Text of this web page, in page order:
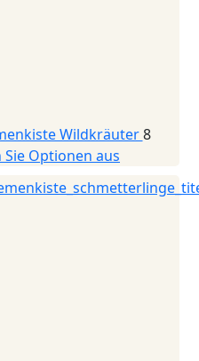
Wildkräuter8
Sie Optionen aus